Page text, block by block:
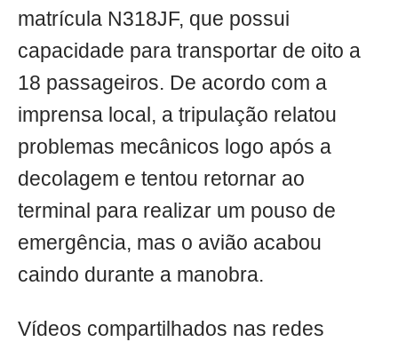
matrícula N318JF, que possui
capacidade para transportar de oito a
18 passageiros. De acordo com a
imprensa local, a tripulação relatou
problemas mecânicos logo após a
decolagem e tentou retornar ao
terminal para realizar um pouso de
emergência, mas o avião acabou
caindo durante a manobra.
Vídeos compartilhados nas redes